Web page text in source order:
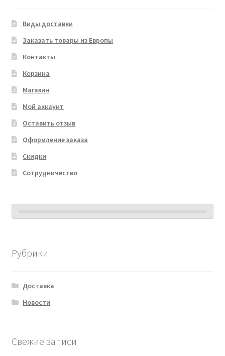
Виды доставки
Заказать товары из Европы
Контакты
Корзина
Магазин
Мой аккаунт
Оставить отзыв
Оформление заказа
Скидки
Сотрудничество
Рубрики
Доставка
Новости
Свежие записи